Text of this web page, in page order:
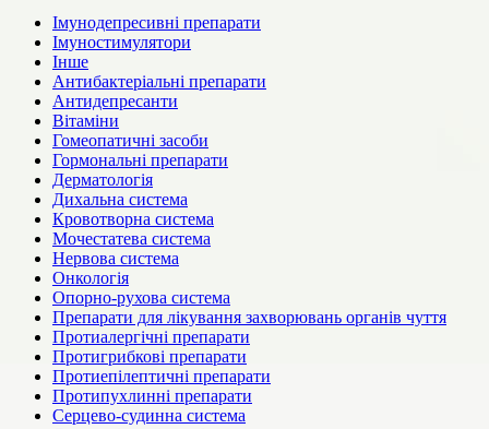
Імунодепресивні препарати
Імуностимулятори
Інше
Антибактеріальні препарати
Антидепресанти
Вітаміни
Гомеопатичні засоби
Гормональні препарати
Дерматологія
Дихальна система
Кровотворна система
Мочестатева система
Нервова система
Онкологія
Опорно-рухова система
Препарати для лікування захворювань органів чуття
Протиалергічні препарати
Протигрибкові препарати
Протиепілептичні препарати
Протипухлинні препарати
Серцево-судинна система